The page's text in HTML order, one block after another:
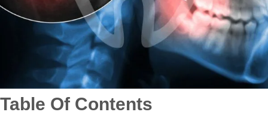
Table Of Contents